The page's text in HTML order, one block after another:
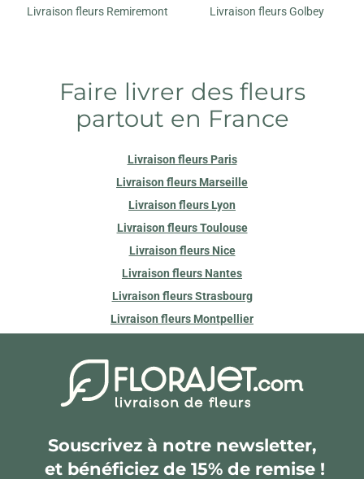
Livraison fleurs Remiremont Livraison fleurs Golbey
Faire livrer des fleurs
partout en France
Livraison fleurs Paris
Livraison fleurs Marseille
Livraison fleurs Lyon
Livraison fleurs Toulouse
Livraison fleurs Nice
Livraison fleurs Nantes
Livraison fleurs Strasbourg
Livraison fleurs Montpellier
Souscrivez à notre newsletter,
et bénéficiez de 15% de remise !